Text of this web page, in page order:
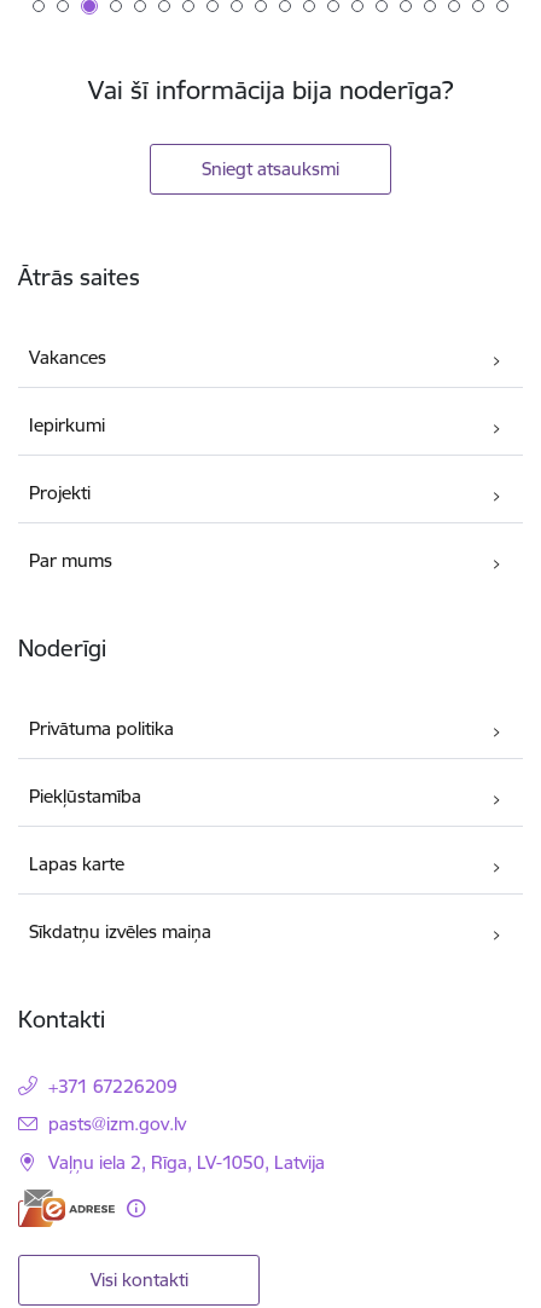
Vai šī informācija bija noderīga?
Sniegt atsauksmi
Ātrās saites
Vakances
Iepirkumi
Projekti
Par mums
Noderīgi
Privātuma politika
Piekļūstamība
Lapas karte
Sīkdatņu izvēles maiņa
Kontakti
+371 67226209
E-pasts:
pasts@izm.gov.lv
Vaļņu iela 2, Rīga, LV-1050, Latvija
Visi kontakti